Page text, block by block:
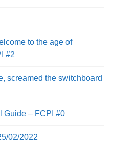
to the age of
#2
screamed the switchboard
Guide – FCPI #0
02/2022